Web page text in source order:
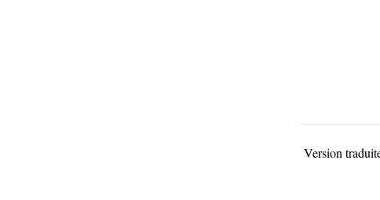
Version